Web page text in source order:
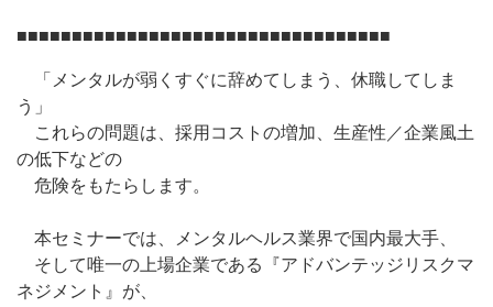
■■■■■■■■■■■■■■■■■■■■■■■■■■■■■■■■■■
「メンタルが弱くすぐに辞めてしまう、休職してしま
う」
これらの問題は、採用コストの増加、生産性／企業風土
の低下などの
危険をもたらします。
本セミナーでは、メンタルヘルス業界で国内最大手、
そして唯一の上場企業である『アドバンテッジリスクマ
ネジメント』が、